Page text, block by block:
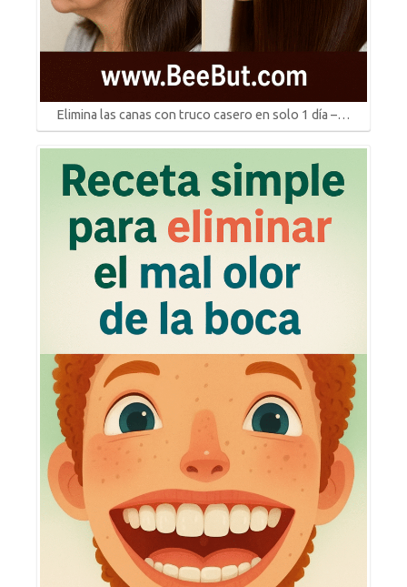
Elimina las canas con truco casero en solo 1 día –…